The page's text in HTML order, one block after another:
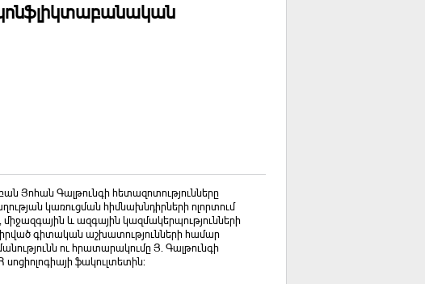
Յոհան Գալթունգի հետազոտությունները
կառուցման հիմնախնդիրների ոլորտում
և ազգային կազմակերպությունների
գիտական աշխատությունների համար
ու հրատարակումը Յ. Գալթունգի
ֆակուլտետին: